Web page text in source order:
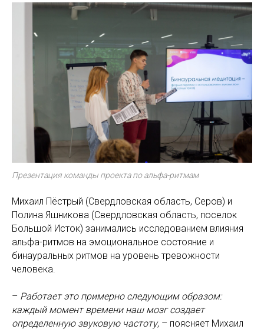
Презентация команды проекта по альфа-ритмам
Михаил Пёстрый (Свердловская область, Серов) и
Полина Яшникова (Свердловская область, поселок
Большой Исток) занимались исследованием влияния
альфа-ритмов на эмоциональное состояние и
бинауральных ритмов на уровень тревожности
человека.
– Работает это примерно следующим образом:
каждый момент времени наш мозг создает
определенную звуковую частоту, – поясняет Михаил